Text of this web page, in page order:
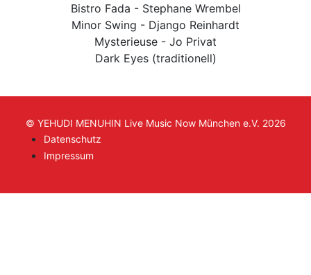
Bistro Fada - Stephane Wrembel
Minor Swing - Django Reinhardt
Mysterieuse - Jo Privat
Dark Eyes (traditionell)
© YEHUDI MENUHIN Live Music Now München e.V. 2026
Datenschutz
Impressum